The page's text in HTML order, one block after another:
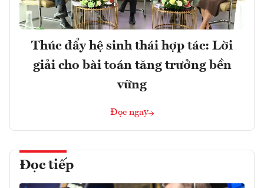
Thúc đẩy hệ sinh thái hợp tác: Lời
giải cho bài toán tăng trưởng bền
vững
Đọc ngay
Đọc tiếp